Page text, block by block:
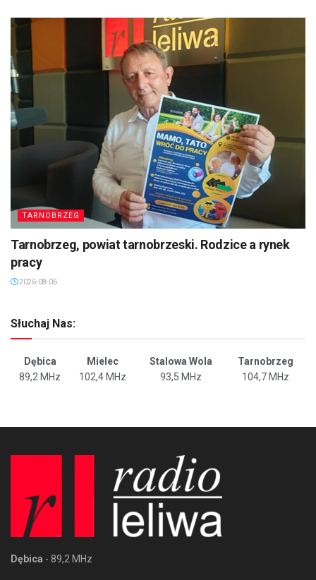
TARNOBRZEG
Tarnobrzeg, powiat tarnobrzeski. Rodzice a rynek
pracy
2026-08-06
Słuchaj Nas:
Dębica Mielec Stalowa Wola
Tarnobrzeg
89,2 MHz
102,4 MHz 93,5 MHz 104,7 MHz
Dębica - 89,2 MHz